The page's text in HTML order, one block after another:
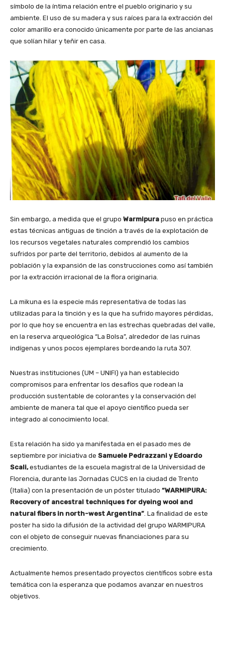
símbolo de la íntima relación entre el pueblo originario y su
ambiente. El uso de su madera y sus raíces para la extracción del
color amarillo era conocido únicamente por parte de las ancianas
que solían hilar y teñir en casa.
Sin embargo, a medida que el grupo Warmipura puso en práctica
estas técnicas antiguas de tinción a través de la explotación de
los recursos vegetales naturales comprendió los cambios
sufridos por parte del territorio, debidos al aumento de la
población y la expansión de las construcciones como así también
por la extracción irracional de la flora originaria.
La mikuna es la especie más representativa de todas las
utilizadas para la tinción y es la que ha sufrido mayores pérdidas,
por lo que hoy se encuentra en las estrechas quebradas del valle,
en la reserva arqueológica “La Bolsa”, alrededor de las ruinas
indígenas y unos pocos ejemplares bordeando la ruta 307.
Nuestras instituciones (UM – UNIFI) ya han establecido
compromisos para enfrentar los desafíos que rodean la
producción sustentable de colorantes y la conservación del
ambiente de manera tal que el apoyo científico pueda ser
integrado al conocimiento local.
Esta relación ha sido ya manifestada en el pasado mes de
septiembre por iniciativa de Samuele Pedrazzani y Edoardo
Scali,estudiantes de la escuela magistral de la Universidad de
Florencia, durante las Jornadas CUCS en la ciudad de Trento
(Italia) con la presentación de un póster titulado “WARMIPURA:
Recovery of ancestral techniques for dyeing wool and
natural fibers in north-west Argentina” . La finalidad de este
poster ha sido la difusión de la actividad del grupo WARMIPURA
con el objeto de conseguir nuevas financiaciones para su
crecimiento.
Actualmente hemos presentado proyectos científicos sobre esta
temática con la esperanza que podamos avanzar en nuestros
objetivos.